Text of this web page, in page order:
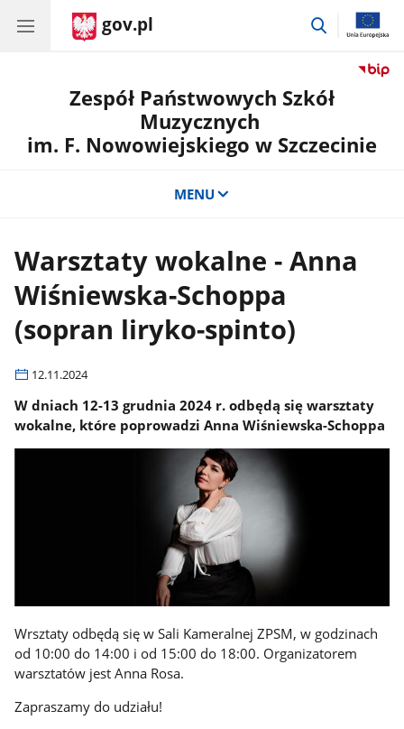
gov.pl
przejdź
Zespół Państwowych Szkół
Muzycznych
im. F. Nowowiejskiego w Szczecinie
MENU
Warsztaty wokalne - Anna
Wiśniewska-Schoppa
(sopran liryko-spinto)
12.11.2024
W dniach 12-13 grudnia 2024 r. odbędą się warsztaty
wokalne, które poprowadzi Anna Wiśniewska-Schoppa
Wrsztaty odbędą się w Sali Kameralnej ZPSM, w godzinach
od 10:00 do 14:00 i od 15:00 do 18:00. Organizatorem
warsztatów jest Anna Rosa.
Zapraszamy do udziału!